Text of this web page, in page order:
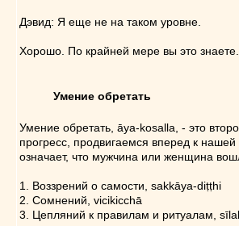
Дэвид: Я еще не на таком уровне.
Хорошо. По крайней мере вы это знаете.
Умение обретать
Умение обретать, āya-kosalla, - это
прогресс, продвигаемся вперед к
означает, что мужчина или женщина
1. Воззрений о самости, sakkāya-diṭṭhi
2. Сомнений, vicikicchā
3. Цепляний к правилам и ритуалам,